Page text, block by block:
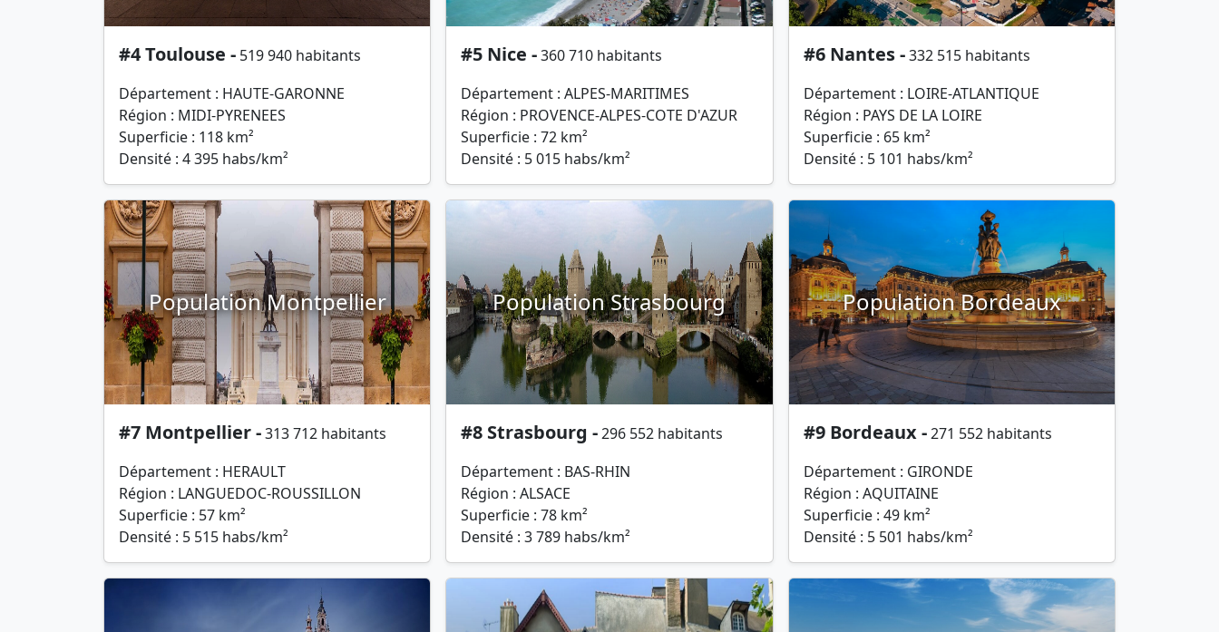
#4 Toulouse - 519 940 habitants
Département : HAUTE-GARONNE
Région : MIDI-PYRENEES
Superficie : 118 km²
Densité : 4 395 habs/km²
#5 Nice -360 710 habitants
Département : ALPES-MARITIMES
Région : PROVENCE-ALPES-COTE D'AZUR
Superficie : 72 km²
Densité : 5 015 habs/km²
#6 Nantes -332 515 habitants
Département : LOIRE-ATLANTIQUE
Région : PAYS DE LA LOIRE
Superficie : 65 km²
Densité : 5 101 habs/km²
Population Montpellier
#7 Montpellier -313 712 habitants
Département : HERAULT
Région : LANGUEDOC-ROUSSILLON
Superficie : 57 km²
Densité : 5 515 habs/km²
Population Strasbourg
#8 Strasbourg -296 552 habitants
Département : BAS-RHIN
Région : ALSACE
Superficie : 78 km²
Densité : 3 789 habs/km²
Population Bordeaux
#9 Bordeaux -271 552 habitants
Département : GIRONDE
Région : AQUITAINE
Superficie : 49 km²
Densité : 5 501 habs/km²